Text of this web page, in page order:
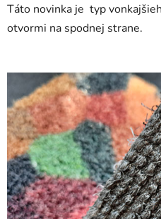
Táto novinka je typ
otvormi na spodnej strane.